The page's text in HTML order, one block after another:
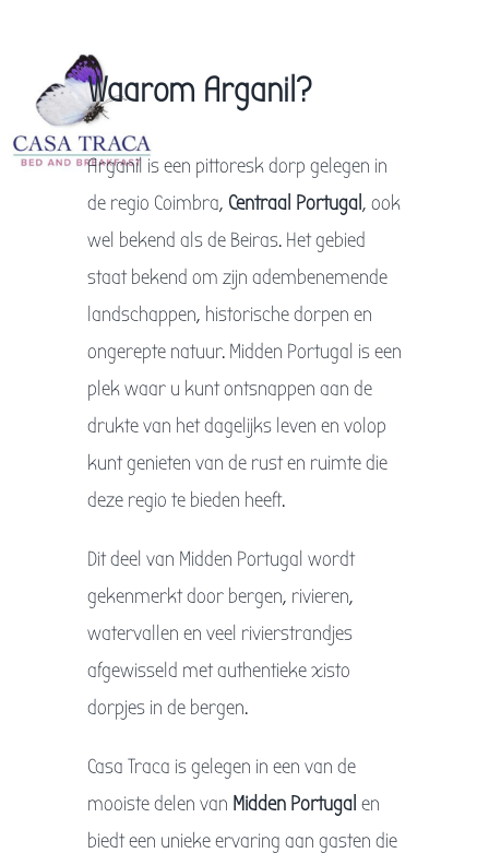
Contact & info
Blogs
Waarom Arganil?
Arganil is een pittoresk dorp gelegen in
de regio Coimbra, Centraal Portugal, ook
wel bekend als de Beiras. Het gebied
staat bekend om zijn adembenemende
landschappen, historische dorpen en
ongerepte natuur. Midden Portugal is een
plek waar u kunt ontsnappen aan de
drukte van het dagelijks leven en volop
kunt genieten van de rust en ruimte die
deze regio te bieden heeft.
Dit deel van Midden Portugal wordt
gekenmerkt door bergen, rivieren,
watervallen en veel rivierstrandjes
afgewisseld met authentieke xisto
dorpjes in de bergen.
Casa Traca is gelegen in een van de
mooiste delen van Midden Portugal en
biedt een unieke ervaring aan gasten die